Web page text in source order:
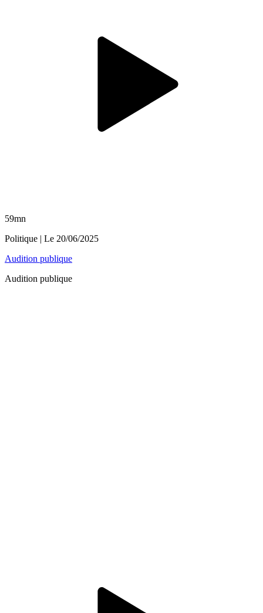
59mn
Politique | Le 20/06/2025
Audition publique
Audition publique